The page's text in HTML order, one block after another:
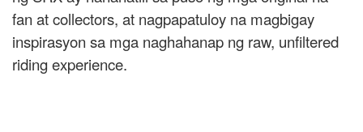
fan at collectors, at nagpapatuloy na magbigay
inspirasyon sa mga naghahanap ng raw, unfiltered
riding experience.